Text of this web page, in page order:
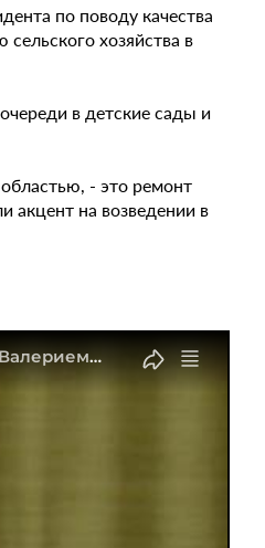
по поводу качества
хозяйства в
в детские сады и
- это ремонт
акцент на возведении в